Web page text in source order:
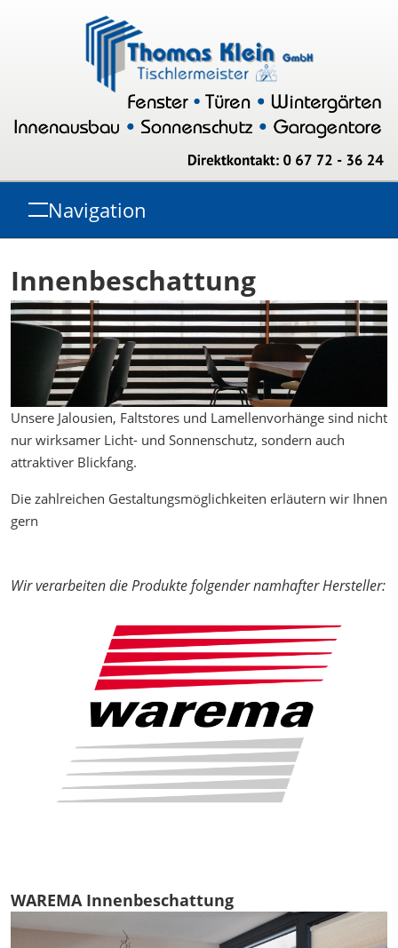
Navigation
Innenbeschattung
Unsere Jalousien, Faltstores und Lamellenvorhänge sind nicht
nur wirksamer Licht- und Sonnenschutz, sondern auch
attraktiver Blickfang.
Die zahlreichen Gestaltungsmöglichkeiten erläutern wir Ihnen
gern
Wir verarbeiten die Produkte folgender namhafter Hersteller:
WAREMA Innenbeschattung